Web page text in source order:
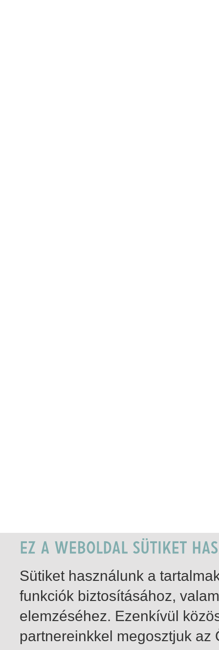
Sütiket használunk a
funkciók biztosításához,
elemzéséhez. Ezenkívül
partnereinkkel megosztjuk